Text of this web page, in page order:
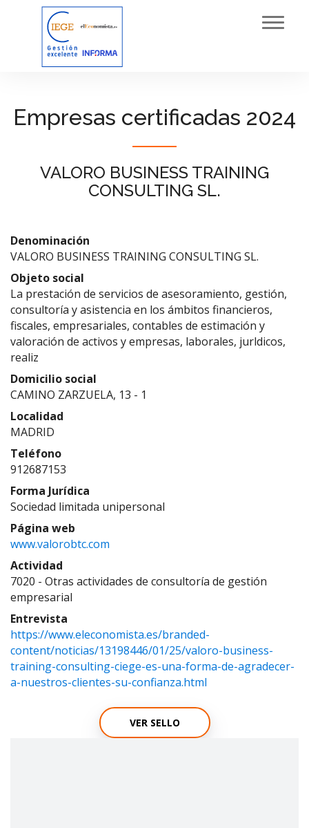
Empresas certificadas 2024
VALORO BUSINESS TRAINING
CONSULTING SL.
Denominación
VALORO BUSINESS TRAINING CONSULTING SL.
Objeto social
La prestación de servicios de asesoramiento, gestión,
consultoría y asistencia en los ámbitos financieros,
fiscales, empresariales, contables de estimación y
valoración de activos y empresas, laborales, jurldicos,
realiz
Domicilio social
CAMINO ZARZUELA, 13 - 1
Localidad
MADRID
Teléfono
912687153
Forma Jurídica
Sociedad limitada unipersonal
Página web
www.valorobtc.com
Actividad
7020 - Otras actividades de consultoría de gestión
empresarial
Entrevista
https://www.eleconomista.es/branded-
content/noticias/13198446/01/25/valoro-business-
training-consulting-ciege-es-una-forma-de-agradecer-
a-nuestros-clientes-su-confianza.html
VER SELLO